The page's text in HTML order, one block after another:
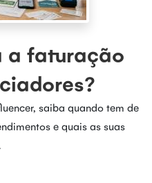
a faturação
saiba quando tem de
e quais as suas